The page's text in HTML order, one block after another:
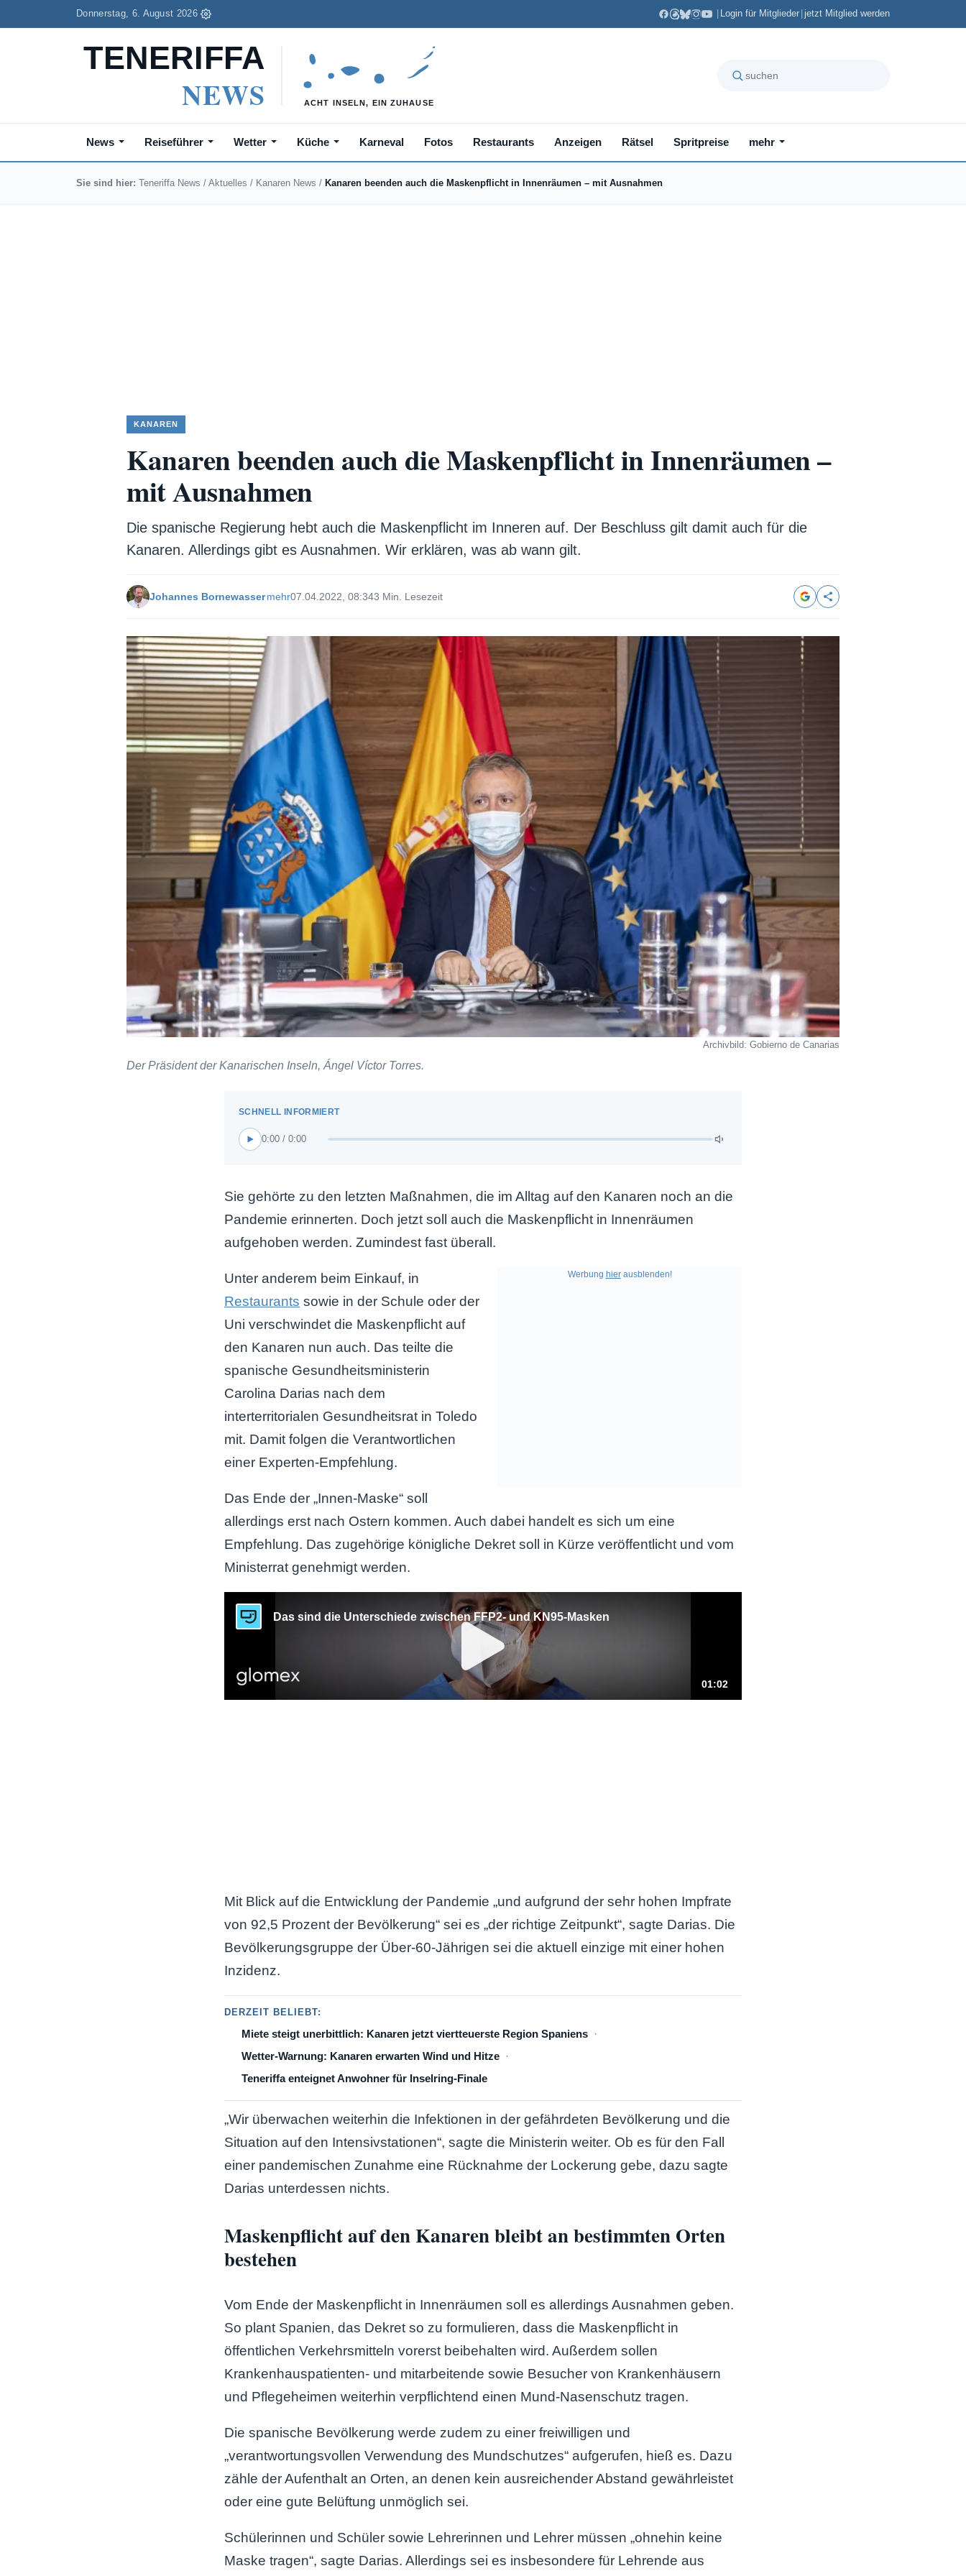
Donnerstag, 6. August 2026 Login für Mitglieder jetzt Mitglied werden
News Reiseführer Wetter Küche Karneval Fotos Restaurants Anzeigen Rätsel Spritpreise mehr
Sie sind hier: Teneriffa News / Aktuelles / Kanaren News / Kanaren beenden auch die Maskenpflicht in Innenräumen – mit Ausnahmen
KANAREN
Kanaren beenden auch die Maskenpflicht in Innenräumen –
mit Ausnahmen
Die spanische Regierung hebt auch die Maskenpflicht im Inneren auf. Der Beschluss gilt damit auch für die
Kanaren. Allerdings gibt es Ausnahmen. Wir erklären, was ab wann gilt.
Johannes Bornewassermehr07.04.2022, 08:343 Min. Lesezeit
Archivbild: Gobierno de Canarias
Der Präsident der Kanarischen Inseln, Ángel Víctor Torres.
0:00 / 0:00
Sie gehörte zu den letzten Maßnahmen, die im Alltag auf den Kanaren noch an die
Pandemie erinnerten. Doch jetzt soll auch die Maskenpflicht in Innenräumen
aufgehoben werden. Zumindest fast überall.
Werbung hierausblenden!
Unter anderem beim Einkauf, in
Restaurants sowie in der Schule oder der
Uni verschwindet die Maskenpflicht auf
den Kanaren nun auch. Das teilte die
spanische Gesundheitsministerin
Carolina Darias nach dem
interterritorialen Gesundheitsrat in Toledo
mit. Damit folgen die Verantwortlichen
einer Experten-Empfehlung.
Das Ende der „Innen-Maske“ soll
allerdings erst nach Ostern kommen. Auch dabei handelt es sich um eine
Empfehlung. Das zugehörige königliche Dekret soll in Kürze veröffentlicht und vom
Ministerrat genehmigt werden.
Mit Blick auf die Entwicklung der Pandemie „und aufgrund der sehr hohen Impfrate
von 92,5 Prozent der Bevölkerung“ sei es „der richtige Zeitpunkt“, sagte Darias. Die
Bevölkerungsgruppe der Über-60-Jährigen sei die aktuell einzige mit einer hohen
Inzidenz.
DERZEIT BELIEBT:
Miete steigt unerbittlich: Kanaren jetzt viertteuerste Region Spaniens
Wetter-Warnung: Kanaren erwarten Wind und Hitze
Teneriffa enteignet Anwohner für Inselring-Finale
„Wir überwachen weiterhin die Infektionen in der gefährdeten Bevölkerung und die
Situation auf den Intensivstationen“, sagte die Ministerin weiter. Ob es für den Fall
einer pandemischen Zunahme eine Rücknahme der Lockerung gebe, dazu sagte
Darias unterdessen nichts.
Maskenpflicht auf den Kanaren bleibt an bestimmten Orten
bestehen
Vom Ende der Maskenpflicht in Innenräumen soll es allerdings Ausnahmen geben.
So plant Spanien, das Dekret so zu formulieren, dass die Maskenpflicht in
öffentlichen Verkehrsmitteln vorerst beibehalten wird. Außerdem sollen
Krankenhauspatienten- und mitarbeitende sowie Besucher von Krankenhäusern
und Pflegeheimen weiterhin verpflichtend einen Mund-Nasenschutz tragen.
Die spanische Bevölkerung werde zudem zu einer freiwilligen und
„verantwortungsvollen Verwendung des Mundschutzes“ aufgerufen, hieß es. Dazu
zähle der Aufenthalt an Orten, an denen kein ausreichender Abstand gewährleistet
oder eine gute Belüftung unmöglich sei.
Schülerinnen und Schüler sowie Lehrerinnen und Lehrer müssen „ohnehin keine
Maske tragen“, sagte Darias. Allerdings sei es insbesondere für Lehrende aus